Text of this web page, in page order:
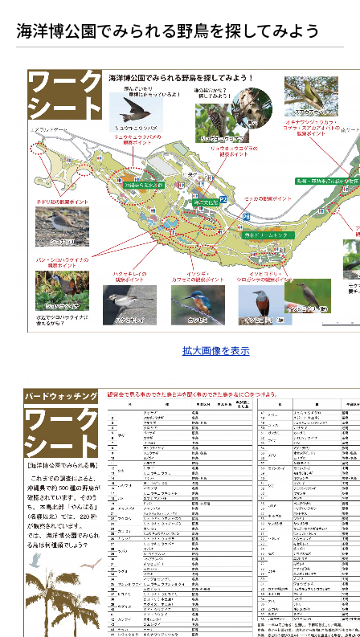
海洋博公園でみられる野鳥を探してみよう
拡大画像を表示